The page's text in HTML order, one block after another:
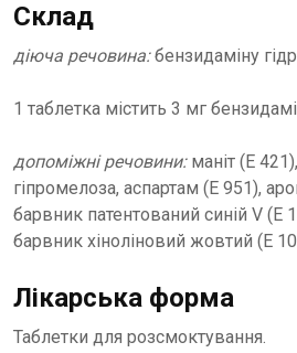
Склад
діюча речовина:бензидаміну
1 таблетка містить 3 мг
допоміжні речовини:маніт (Е
гіпромелоза, аспартам (Е 951),
барвник патентований синій V (Е
барвник хіноліновий жовтий (Е
Лікарська форма
Таблетки для розсмоктування.